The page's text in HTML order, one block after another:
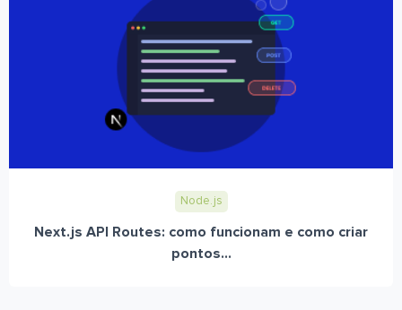
Node.js
Next.js API Routes: como funcionam e como criar
pontos...